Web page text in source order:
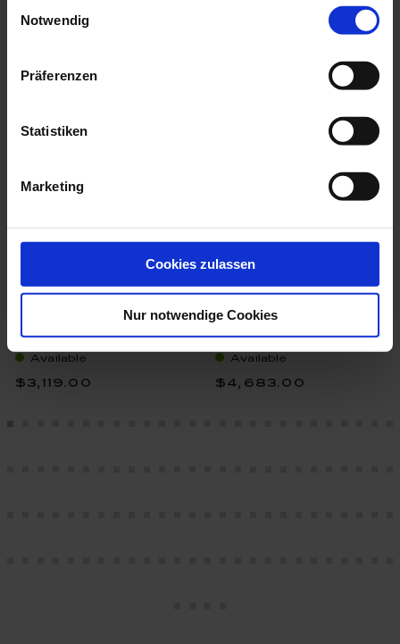
Notwendig
Präferenzen
Statistiken
Marketing
Cookies zulassen
Nur notwendige Cookies
figurines collection
Bird Cockatoo, Vintage,
Coloured, ...
Available
$3,119.00
Bird Parrot On Tree
Available
$4,683.00